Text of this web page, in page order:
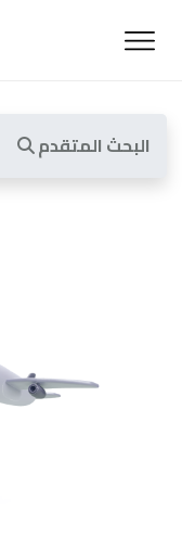
البحث المتقدم